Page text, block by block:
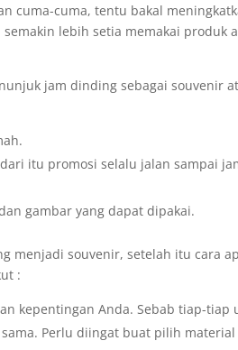
cuma-cuma, tentu bakal
lebih setia memakai produk
jam dinding sebagai souvenir
itu promosi selalu jalan sampai
gambar yang dapat dipakai.
menjadi souvenir, setelah itu cara
:
kepentingan Anda. Sebab tiap-tiap
Perlu diingat buat pilih